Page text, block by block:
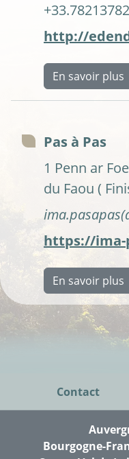
http://
En savoir plus
Pas à Pas
1 Penn ar
du Faou (
https://ima-
En savoir plus
Contact
Bourgogne-